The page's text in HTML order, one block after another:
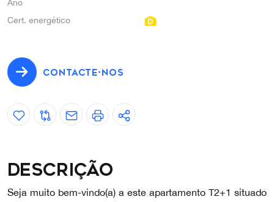
Ano
Cert. energético
CONTACTE-NOS
Descrição
Seja muito bem-vindo(a) a este apartamento T2+1 situado